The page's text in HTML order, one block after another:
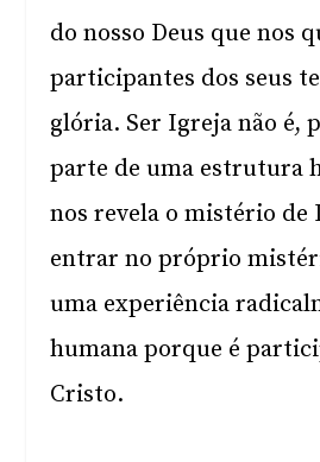
do nosso Deus que nos
participantes dos seus
glória. Ser Igreja não é,
parte de uma estrutura
nos revela o mistério de
entrar no próprio
uma experiência
humana porque é
Cristo.